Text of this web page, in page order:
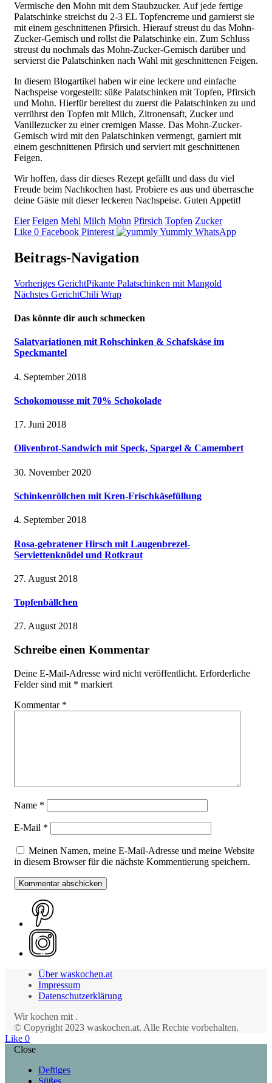
Vermische den Mohn mit dem Staubzucker. Auf jede fertige
Palatschinke streichst du 2-3 EL Topfencreme und garnierst sie
mit einem geschnittenen Pfirsich. Hierauf streust du das Mohn-
Zucker-Gemisch und rollst die Palatschinke ein. Zum Schluss
streust du nochmals das Mohn-Zucker-Gemisch darüber und
servierst die Palatschinken nach Wahl mit geschnittenen Feigen.
In diesem Blogartikel haben wir eine leckere und einfache
Nachspeise vorgestellt: süße Palatschinken mit Topfen, Pfirsich
und Mohn. Hierfür bereitest du zuerst die Palatschinken zu und
verrührst den Topfen mit Milch, Zitronensaft, Zucker und
Vanillezucker zu einer cremigen Masse. Das Mohn-Zucker-
Gemisch wird mit den Palatschinken vermengt, garniert mit
einem geschnittenen Pfirsich und serviert mit geschnittenen
Feigen.
Wir hoffen, dass dir dieses Rezept gefällt und dass du viel
Freude beim Nachkochen hast. Probiere es aus und überrasche
deine Gäste mit dieser leckeren Nachspeise. Guten Appetit!
Eier Feigen Mehl Milch Mohn Pfirsich Topfen Zucker
Like 0 Facebook Pinterest Yummly WhatsApp
Beitrags-Navigation
Vorheriges GerichtPikante Palatschinken mit Mangold
Nächstes GerichtChili Wrap
Das könnte dir auch schmecken
Salatvariationen mit Rohschinken & Schafskäse im
Speckmantel
4. September 2018
Schokomousse mit 70% Schokolade
17. Juni 2018
Olivenbrot-Sandwich mit Speck, Spargel & Camembert
30. November 2020
Schinkenröllchen mit Kren-Frischkäsefüllung
4. September 2018
Rosa-gebratener Hirsch mit Laugenbrezel-
Serviettenknödel und Rotkraut
27. August 2018
Topfenbällchen
27. August 2018
Schreibe einen Kommentar
Deine E-Mail-Adresse wird nicht veröffentlicht. Erforderliche
Felder sind mit * markiert
Kommentar *
Name *
E-Mail *
Meinen Namen, meine E-Mail-Adresse und meine Website
in diesem Browser für die nächste Kommentierung speichern.
Über waskochen.at
Impressum
Datenschutzerklärung
Wir kochen mit .
© Copyright 2023 waskochen.at. Alle Rechte vorbehalten.
Like 0
Close
Deftiges
Süßes